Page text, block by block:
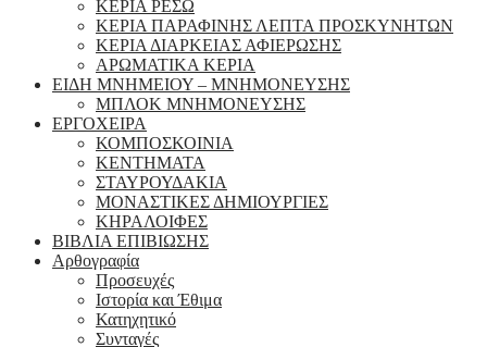
ΚΕΡΙΑ ΡΕΣΩ
ΚΕΡΙΑ ΠΑΡΑΦΙΝΗΣ ΛΕΠΤΑ ΠΡΟΣΚΥΝΗΤΩΝ
ΚΕΡΙΑ ΔΙΑΡΚΕΙΑΣ ΑΦΙΕΡΩΣΗΣ
ΑΡΩΜΑΤΙΚΑ ΚΕΡΙΑ
ΕΙΔΗ ΜΝΗΜΕΙΟΥ – ΜΝΗΜΟΝΕΥΣΗΣ
ΜΠΛΟΚ ΜΝΗΜΟΝΕΥΣΗΣ
ΕΡΓΟΧΕΙΡΑ
ΚΟΜΠΟΣΚΟΙΝΙΑ
ΚΕΝΤΗΜΑΤΑ
ΣΤΑΥΡΟΥΔΑΚΙΑ
ΜΟΝΑΣΤΙΚΕΣ ΔΗΜΙΟΥΡΓΙΕΣ
ΚΗΡΑΛΟΙΦΕΣ
ΒΙΒΛΙΑ ΕΠΙΒΙΩΣΗΣ
Αρθογραφία
Προσευχές
Ιστορία και Έθιμα
Κατηχητικό
Συνταγές